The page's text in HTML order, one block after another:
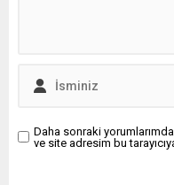
Daha sonraki
ve site adresim bu